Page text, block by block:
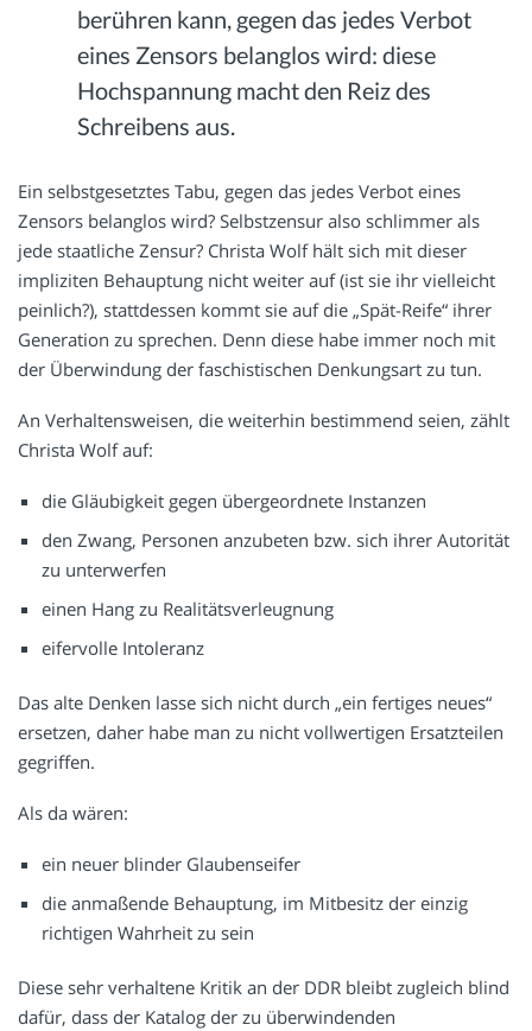
berühren kann, gegen das jedes Verbot
eines Zensors belanglos wird: diese
Hochspannung macht den Reiz des
Schreibens aus.
Ein selbstgesetztes Tabu, gegen das jedes Verbot eines
Zensors belanglos wird? Selbstzensur also schlimmer als
jede staatliche Zensur? Christa Wolf hält sich mit dieser
impliziten Behauptung nicht weiter auf (ist sie ihr vielleicht
peinlich?), stattdessen kommt sie auf die „Spät-Reife“ ihrer
Generation zu sprechen. Denn diese habe immer noch mit
der Überwindung der faschistischen Denkungsart zu tun.
An Verhaltensweisen, die weiterhin bestimmend seien, zählt
Christa Wolf auf:
die Gläubigkeit gegen übergeordnete Instanzen
den Zwang, Personen anzubeten bzw. sich ihrer Autorität
zu unterwerfen
einen Hang zu Realitätsverleugnung
eifervolle Intoleranz
Das alte Denken lasse sich nicht durch „ein fertiges neues“
ersetzen, daher habe man zu nicht vollwertigen Ersatzteilen
gegriffen.
Als da wären:
ein neuer blinder Glaubenseifer
die anmaßende Behauptung, im Mitbesitz der einzig
richtigen Wahrheit zu sein
Diese sehr verhaltene Kritik an der DDR bleibt zugleich blind
dafür, dass der Katalog der zu überwindenden